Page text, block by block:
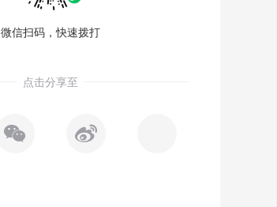
微信扫码，快速拨打
点击分享至
 